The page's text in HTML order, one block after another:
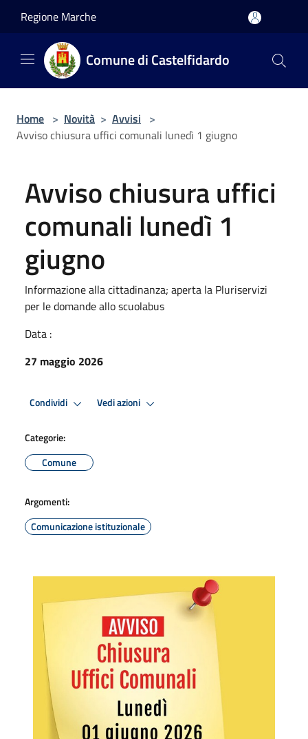
Regione Marche
Comune di Castelfidardo
Home > Novità > Avvisi >
Avviso chiusura uffici comunali lunedì 1 giugno
Avviso chiusura uffici
comunali lunedì 1
giugno
Informazione alla cittadinanza; aperta la Pluriservizi
per le domande allo scuolabus
Data :
27 maggio 2026
Condividi Vedi azioni
Categorie:
Comune
Argomenti:
Comunicazione istituzionale